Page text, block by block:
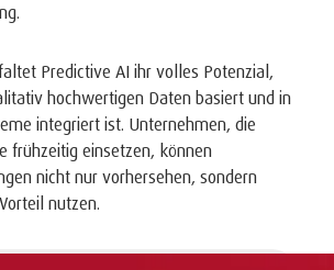
Predictive AI ihr volles Potenzial,
hochwertigen Daten basiert und in
integriert ist. Unternehmen, die
frühzeitig einsetzen, können
nicht nur vorhersehen, sondern
nutzen.